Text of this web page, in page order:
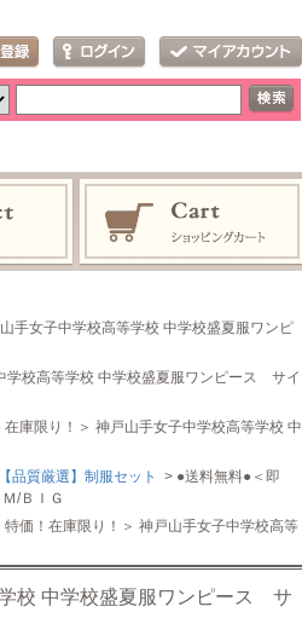
手女子中学校高等学校 中学校盛夏服ワンピ
学校高等学校 中学校盛夏服ワンピース サイ
庫限り！＞ 神戸山手女子中学校高等学校 中
【品質厳選】制服セット
> ●送料無料●＜即
/ＢＩＧ
価！在庫限り！＞ 神戸山手女子中学校高等
校 中学校盛夏服ワンピース サ